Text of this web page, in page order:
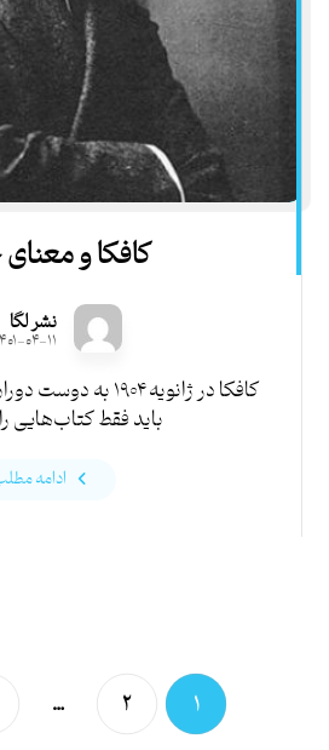
کافکا و
نشر لگا
۱۴۰۱-۰۴-
کافکا در ژانویه
باید فقط کتاب‌هایی
ادامه
۱ ۲ …